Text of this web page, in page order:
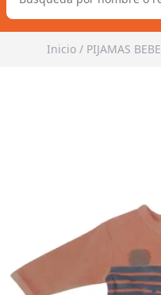
Inicio / PIJAMAS BEBE